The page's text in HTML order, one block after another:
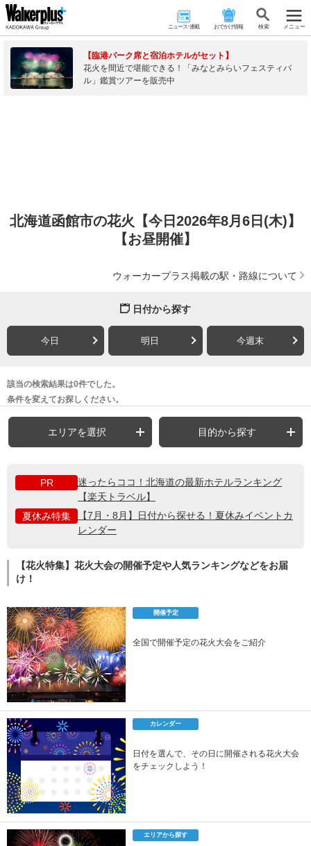
ニュース･連載 おでかけ情報 検 索 メニュー
【臨港パーク席と宿泊ホテルがセット】
花火を間近で堪能できる！「みなとみらいフェスティバ
ル」鑑賞ツアーを販売中
北海道函館市の花火【今日2026年8月6日(木)】
【お昼開催】
ウォーカープラス掲載の駅・路線について
日付から探す
今日 明日 今週末
該当の検索結果は0件でした。
条件を変えてお探しください。
エリアを選択 目的から探す
PR
迷ったらココ！北海道の最新ホテルランキング
【楽天トラベル】
夏休み特集
【7月・8月】日付から探せる！夏休みイベントカ
レンダー
【花火特集】花火大会の開催予定や人気ランキングなどをお届
け！
開催予定
全国で開催予定の花火大会をご紹介
カレンダー
日付を選んで、その日に開催される花火大会
をチェックしよう！
エリアから探す